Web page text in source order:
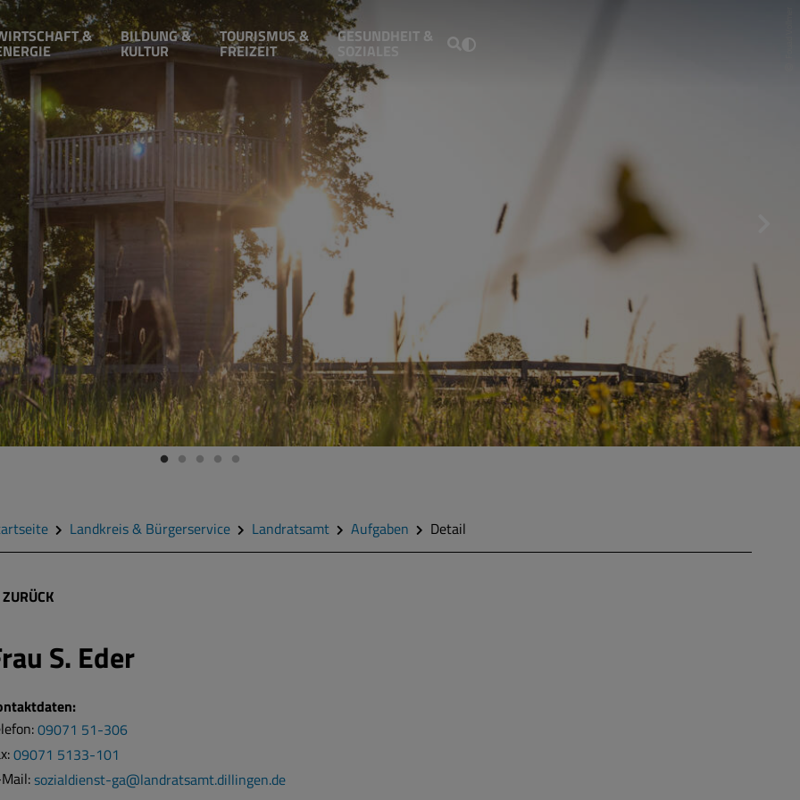
& BILDUNG &
KULTUR
TOURISMUS &
FREIZEIT
GESUNDHEIT &
SOZIALES
Landkreis & Bürgerservice Landratsamt Aufgaben Detail
ZURÜCK
S. Eder
09071 51-306
09071 5133-101
sozialdienst-ga@landratsamt.dillingen.de